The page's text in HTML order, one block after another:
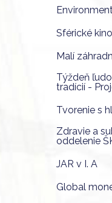
Sférické
Malí
Týždeň
tradícií -
Tvorenie s
Zdravie a
oddelenie
JAR v I. A
Global